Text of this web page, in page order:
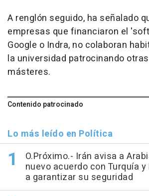
A renglón seguido, ha señalado
empresas que financiaron el
Google o Indra, no colaboran
la universidad patrocinando
másteres.
Contenido patrocinado
Lo más leído en Política
O.Próximo.- Irán avisa a
nuevo acuerdo con Turquía
a garantizar su seguridad